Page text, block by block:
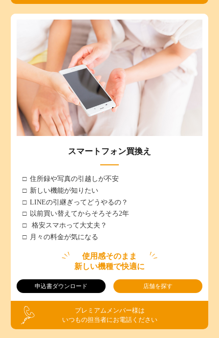
スマートフォン買換え
住所録や写真の引越しが不安
新しい機能が知りたい
LINEの引継ぎってどうやるの？
以前買い替えてからそろそろ2年
格安スマホって大丈夫？
月々の料金が気になる
使用感そのまま
新しい機種で快適に
申込書ダウンロード 店舗を探す
プレミアムメンバー様は
いつもの担当者にお電話ください